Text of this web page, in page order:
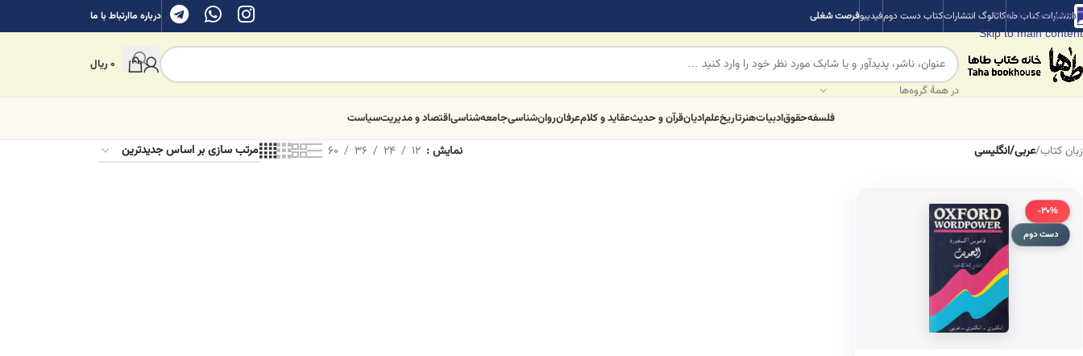
Skip to navigation
Skip to main content
انتشارات کتاب طهکاتالوگ انتشاراتکتاب دست دومفیدیبوفرصت شغلی درباره ماارتباط با ما
در همهٔ گروه‌ها
0ریال
فلسفهحقوقادبیاتهنرتاریخعلمادیانقرآن و حدیثعقاید و کلامعرفانروان‌شناسیجامعه‌شناسیاقتصاد و مدیریتسیاست
زبان کتاب/عربی/انگلیسی نمایش 12
24
36
60
-30%
دست دوم